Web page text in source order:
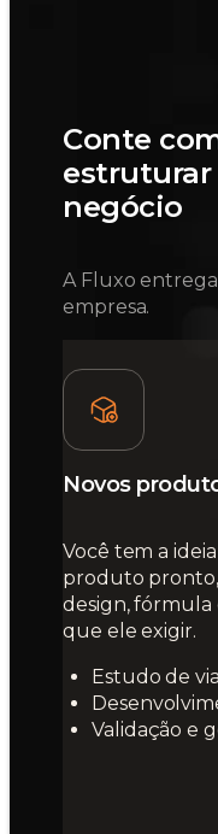
Conte
estruturar
negócio
A Fluxo
empresa.
Novos
Você tem a
produto
design, fórmula
que ele exigir.
Estudo de
Validação e